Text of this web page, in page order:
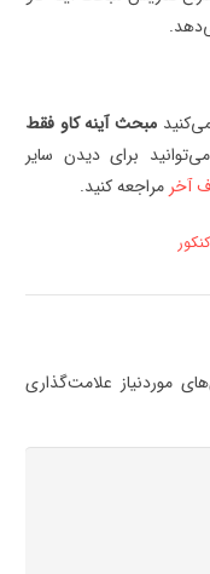
مبحث آینه کاو فقط
برای دیدن سایر
آخر مراجعه کنید.
موردنیاز علامت‌گذاری